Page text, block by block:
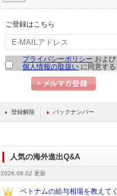
ご登録はこちら
プライバシーポリシー および
個人情報の取扱い に同意する
登録解除 バックナンバー
人気の海外進出Q&A
2026.08.02 更新
ベトナムの給与相場を教えてく